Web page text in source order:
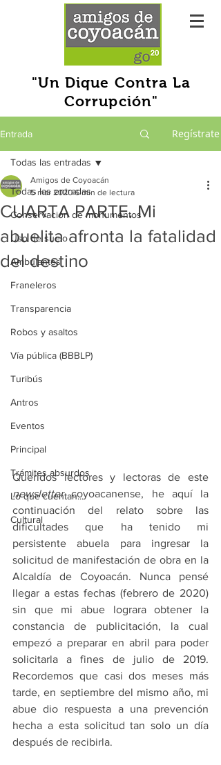
"Un Dique Contra La
Corrupción"
Entrada Regístrate
Todas las entradas
Conservación de monumentos
Uso de suelo
Ambulantes
Franeleros
Transparencia
Robos y asaltos
Vía pública (BBBLP)
Turibús
Antros
Eventos
Principal
Trámites absurdos
Lo que cuentan...
Cultural
Todas las entradas
CUARTA PARTE. Mi
abuelita afronta la fatalidad
del destino
Amigos de Coyoacán
5 mar 2020 6 min de lectura
newsletter coyoacanense, he aquí la
continuación del relato sobre las
dificultades que ha tenido mi
persistente abuela para ingresar la
solicitud de manifestación de obra en la
Alcaldía de Coyoacán. Nunca pensé
llegar a estas fechas (febrero de 2020)
sin que mi abue lograra obtener la
constancia de publicitación, la cual
empezó a preparar en abril para poder
solicitarla a fines de julio de 2019.
Recordemos que casi dos meses más
tarde, en septiembre del mismo año, mi
abue dio respuesta a una prevención
hecha a esta solicitud tan solo un día
después de recibirla.